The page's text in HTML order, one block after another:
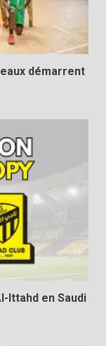
démarrent
Ittahd en Saudi